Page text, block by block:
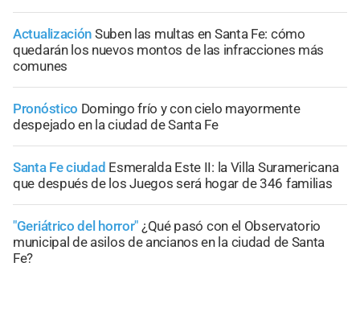
Actualización Suben las multas en Santa Fe: cómo
quedarán los nuevos montos de las infracciones más
comunes
Pronóstico Domingo frío y con cielo mayormente
despejado en la ciudad de Santa Fe
Santa Fe ciudad Esmeralda Este II: la Villa Suramericana
que después de los Juegos será hogar de 346 familias
"Geriátrico del horror" ¿Qué pasó con el Observatorio
municipal de asilos de ancianos en la ciudad de Santa
Fe?